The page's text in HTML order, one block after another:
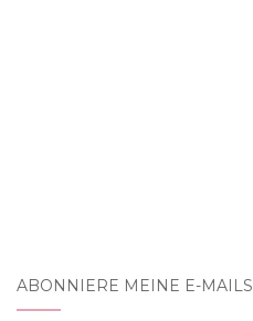
ABONNIERE MEINE E-MAILS